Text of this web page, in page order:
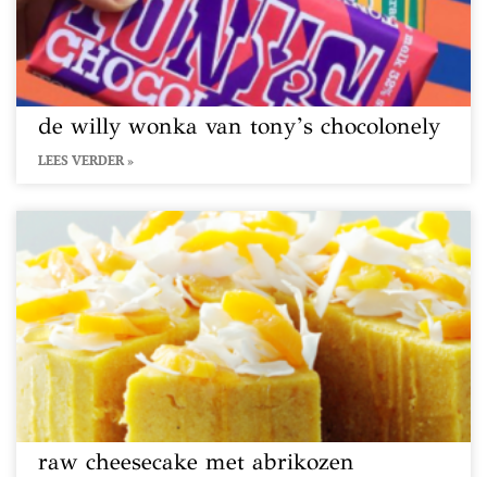
de willy wonka van tony’s chocolonely
LEES VERDER »
raw cheesecake met abrikozen